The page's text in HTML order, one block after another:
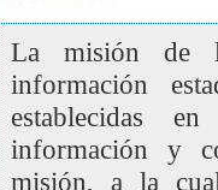
La misión de
información
establecidas
información y
misión, a la